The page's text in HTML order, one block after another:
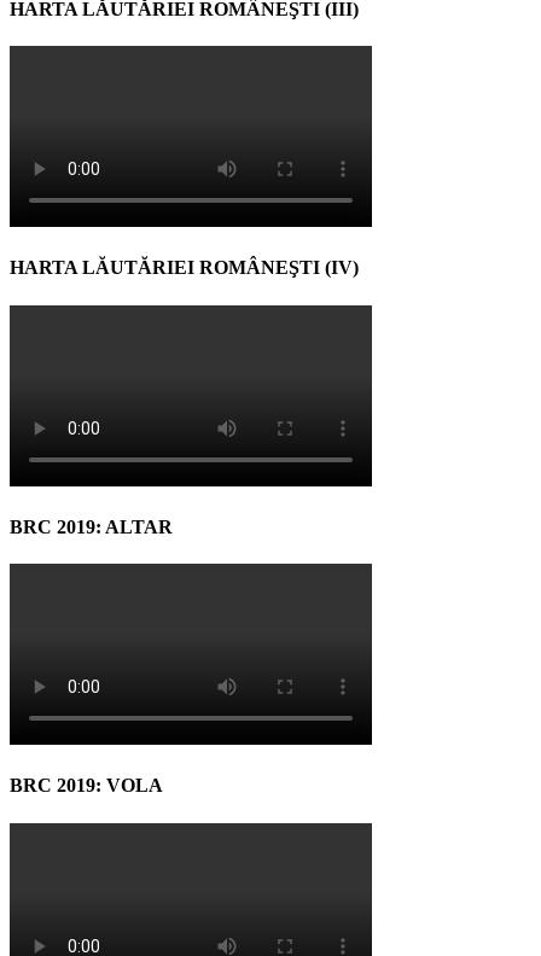
HARTA LĂUTĂRIEI ROMÂNEŞTI (III)
HARTA LĂUTĂRIEI ROMÂNEŞTI (IV)
BRC 2019: ALTAR
BRC 2019: VOLA